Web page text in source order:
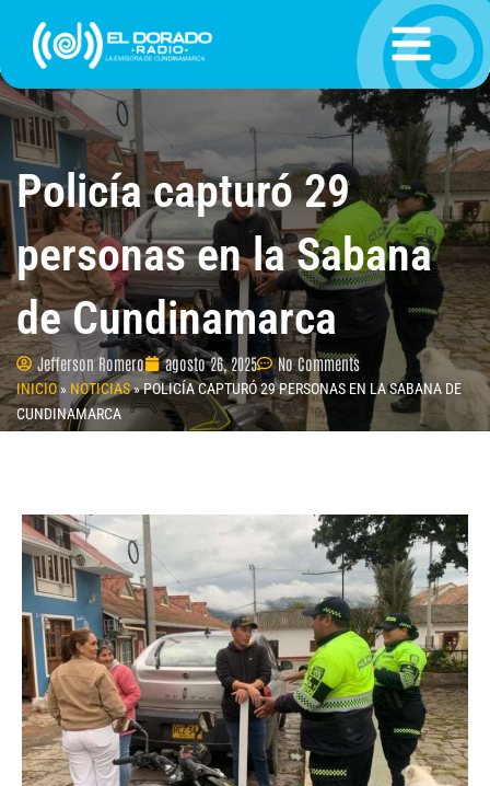
contenido
Policía capturó 29
personas en la Sabana
de Cundinamarca
Jefferson Romero agosto 26, 2025 No Comments
INICIO» NOTICIAS»POLICÍA CAPTURÓ 29 PERSONAS EN LA SABANA DE
CUNDINAMARCA